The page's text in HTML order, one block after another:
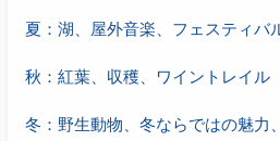
夏：湖、屋外音楽、フェスティバ
秋：紅葉、収穫、ワイントレイル
冬：野生動物、冬ならではの魅力